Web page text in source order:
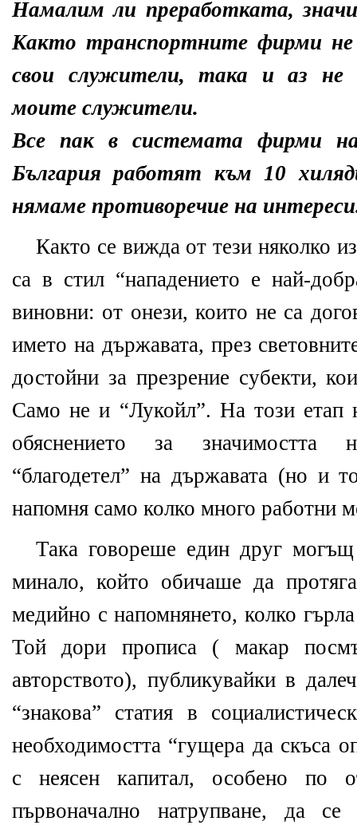
Намалим ли преработката,
Както транспортните фирми
свои служители, така и аз не
моите служители.
Все пак в системата фирми
България работят към 10
нямаме противоречие на
Както се вижда от тези няколко
са в стил “нападението е най-
виновни: от онези, които не са
името на държавата, през
достойни за презрение субекти,
Само не и “Лукойл”. На този етап
обяснението за значимостта
“благодетел” на държавата (но и
напомня само колко много работни
Така говореше един друг
минало, който обичаше да
медийно с напомнянето, колко
Той дори прописа ( макар
авторството), публикувайки в
“знакова” статия в
необходимостта “гущера да скъса
с неясен капитал, особено по
първоначално натрупване, да